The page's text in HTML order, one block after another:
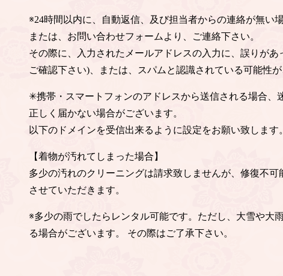
※24時間以内に、自動返信、及び担当者からの連絡が無い
または、お問い合わせフォームより、ご連絡下さい。
その際に、入力されたメールアドレスの入力に、誤りが
ご確認下さい)、または、スパムと認識されている可能性が
✳︎携帯・スマートフォンのアドレスから送信される場合、
正しく届かない場合がございます。
以下のドメインを受信出来るように設定をお願い致します
【着物が汚れてしまった場合】
多少の汚れのクリーニングは請求致しませんが、修復不
させていただきます。
※多少の雨でしたらレンタル可能です。ただし、大雪や大
る場合がございます。 その際はご了承下さい。